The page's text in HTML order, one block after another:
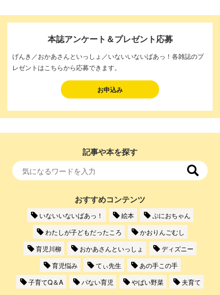
本誌アンケート＆プレゼント応募
げんき／おかあさんといっしょ／いないいないばあっ！各雑誌のプ
レゼントはこちらから応募できます。
お申込み
記事や本を探す
おすすめコンテンツ
いないいないばあっ！ 絵本
ぷにおちゃん
わたしが子どもだったころ
かおりんごむし
育児川柳
おかあさんといっしょ
ディズニー
育児悩み
てぃ先生
あの手この手
子育てQ＆A
パない育児 やばい野菜 夫育て